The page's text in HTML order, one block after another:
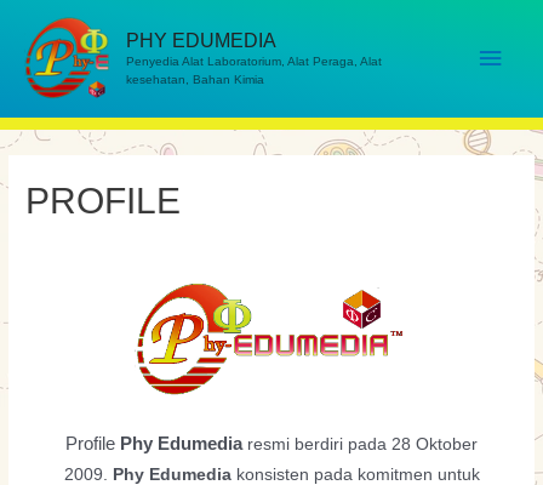
PHY EDUMEDIA
Penyedia Alat Laboratorium, Alat Peraga, Alat
kesehatan, Bahan Kimia
PROFILE
Profile Phy Edumedia resmi berdiri pada 28 Oktober
2009.
Phy Edumediakonsisten pada komitmen untuk